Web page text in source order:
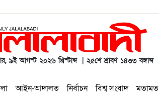
৯ই আগস্ট ২০২৬ খ্রিস্টাব্দ | ২৫শে শ্রাবণ ১৪৩৩ বঙ্গাব্দ
আইন-আদালত নির্বাচন বিশ্ব সংবাদ মতামত